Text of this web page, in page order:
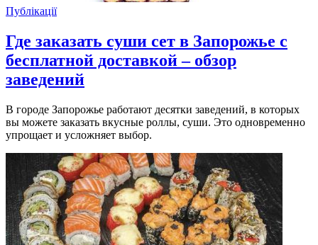
Публікації
Где заказать суши сет в Запорожье с
бесплатной доставкой – обзор
заведений
В городе Запорожье работают десятки заведений, в которых
вы можете заказать вкусные роллы, суши. Это одновременно
упрощает и усложняет выбор.